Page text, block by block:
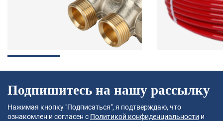
Подпишитесь на нашу рассылку
Нажимая кнопку "Подписаться", я подтверждаю, что
ознакомлен и согласен с Политикой конфиденциальности и